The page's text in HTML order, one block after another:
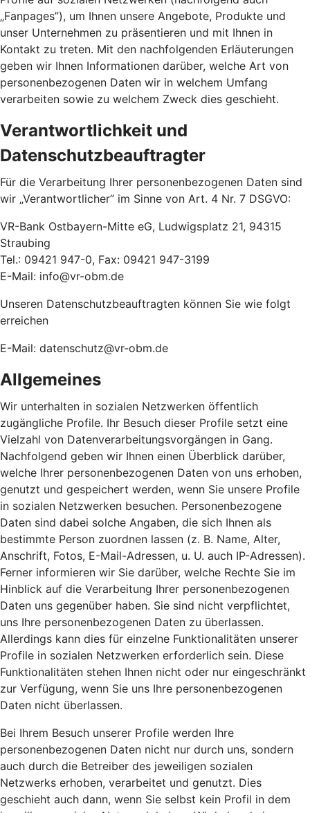
„Fanpages”), um Ihnen unsere Angebote, Produkte und
unser Unternehmen zu präsentieren und mit Ihnen in
Kontakt zu treten. Mit den nachfolgenden Erläuterungen
geben wir Ihnen Informationen darüber, welche Art von
personenbezogenen Daten wir in welchem Umfang
verarbeiten sowie zu welchem Zweck dies geschieht.
Verantwortlichkeit und
Datenschutzbeauftragter
Für die Verarbeitung Ihrer personenbezogenen Daten sind
wir „Verantwortlicher” im Sinne von Art. 4 Nr. 7 DSGVO:
VR-Bank Ostbayern-Mitte eG, Ludwigsplatz 21, 94315
Straubing
Tel.: 09421 947-0, Fax: 09421 947-3199
E-Mail: info@vr-obm.de
Unseren Datenschutzbeauftragten können Sie wie folgt
erreichen
E-Mail: datenschutz@vr-obm.de
Allgemeines
Wir unterhalten in sozialen Netzwerken öffentlich
zugängliche Profile. Ihr Besuch dieser Profile setzt eine
Vielzahl von Datenverarbeitungsvorgängen in Gang.
Nachfolgend geben wir Ihnen einen Überblick darüber,
welche Ihrer personenbezogenen Daten von uns erhoben,
genutzt und gespeichert werden, wenn Sie unsere Profile
in sozialen Netzwerken besuchen. Personenbezogene
Daten sind dabei solche Angaben, die sich Ihnen als
bestimmte Person zuordnen lassen (z. B. Name, Alter,
Anschrift, Fotos, E-Mail-Adressen, u. U. auch IP-Adressen).
Ferner informieren wir Sie darüber, welche Rechte Sie im
Hinblick auf die Verarbeitung Ihrer personenbezogenen
Daten uns gegenüber haben. Sie sind nicht verpflichtet,
uns Ihre personenbezogenen Daten zu überlassen.
Allerdings kann dies für einzelne Funktionalitäten unserer
Profile in sozialen Netzwerken erforderlich sein. Diese
Funktionalitäten stehen Ihnen nicht oder nur eingeschränkt
zur Verfügung, wenn Sie uns Ihre personenbezogenen
Daten nicht überlassen.
Bei Ihrem Besuch unserer Profile werden Ihre
personenbezogenen Daten nicht nur durch uns, sondern
auch durch die Betreiber des jeweiligen sozialen
Netzwerks erhoben, verarbeitet und genutzt. Dies
geschieht auch dann, wenn Sie selbst kein Profil in dem